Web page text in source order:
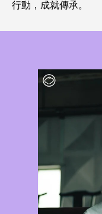
行動，成就傳承。